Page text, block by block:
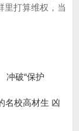
里打算维权，当
冲破“保护
名校高材生 凶